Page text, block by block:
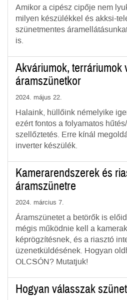
Amikor a cipész cipője nem
milyen készülékkel és akksi-
szünetmentes
is.
Akváriumok, terráriumok
áramszünetkor
2024. május 22.
Halaink, hüllőink némelyike
ezért fontos a folyamatos
szellőztetés. Erre kínál
inverter készülék.
Kamerarendszerek és
áramszünetre
2024. március 7.
Áramszünetet a betörők is
mégis működnie kell a
képrögzítésnek, és a riasztó
üzenetküldésének. Hogyan
OLCSÓN? Mutatjuk!
Hogyan válasszak